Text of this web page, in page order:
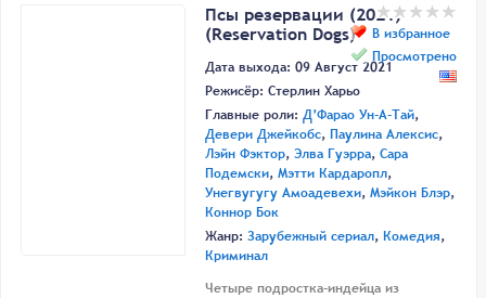
В избранное
Просмотрено
Псы резервации (2021)
(Reservation Dogs)
Дата выхода: 09 Август 2021
Режисёр: Стерлин Харьо
Главные роли: Д’Фарао Ун-А-Тай,
Девери Джейкобс, Паулина Алексис,
Лэйн Фэктор, Элва Гуэрра, Сара
Подемски, Мэтти Кардаропл,
Унегвугугу Амоадевехи, Мэйкон Блэр,
Коннор Бок
Жанр: Зарубежный сериал, Комедия,
Криминал
Четыре подростка-индейца из